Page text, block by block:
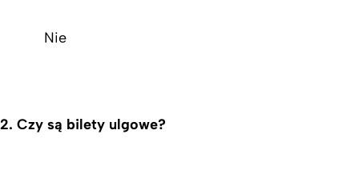
Nie
2. Czy są bilety ulgowe?